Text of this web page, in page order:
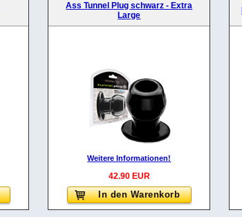
Ass Tunnel Plug schwarz - Extra
Large
Weitere Informationen!
42.90 EUR
In den Warenkorb